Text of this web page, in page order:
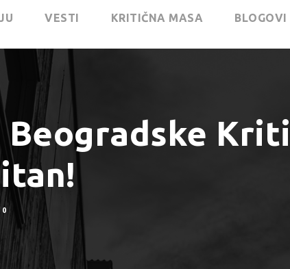
VESTI KRITIČNA MASA BLOGOVI
Beogradske
0